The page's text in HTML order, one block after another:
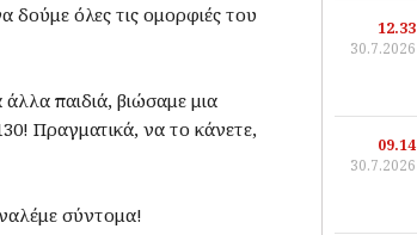
δούμε όλες τις ομορφιές του
παιδιά, βιώσαμε μια
Πραγματικά, να το κάνετε,
σύντομα!
12.33
30.7.2026
09.14
30.7.2026